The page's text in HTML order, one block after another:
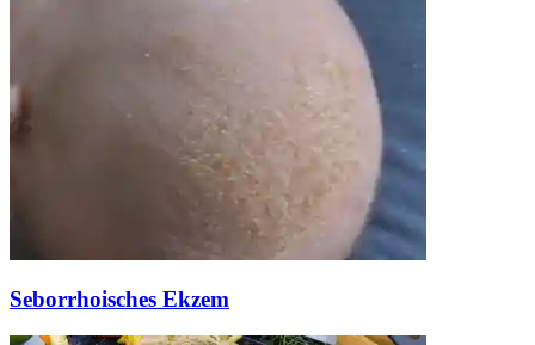
Seborrhoisches Ekzem